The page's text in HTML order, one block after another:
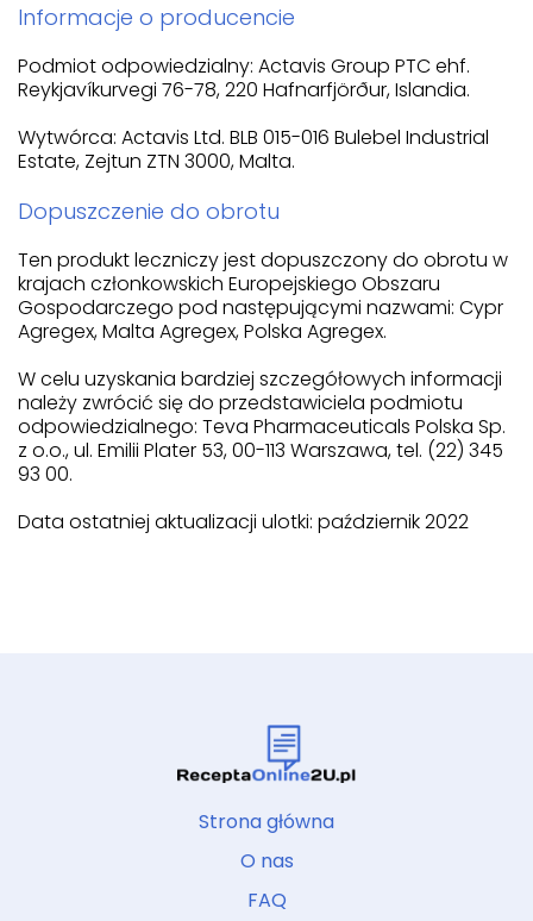
Informacje o producencie
Podmiot odpowiedzialny: Actavis Group PTC ehf.
Reykjavíkurvegi 76-78, 220 Hafnarfjörður, Islandia.
Wytwórca: Actavis Ltd. BLB 015-016 Bulebel Industrial
Estate, Zejtun ZTN 3000, Malta.
Dopuszczenie do obrotu
Ten produkt leczniczy jest dopuszczony do obrotu w
krajach członkowskich Europejskiego Obszaru
Gospodarczego pod następującymi nazwami: Cypr
Agregex, Malta Agregex, Polska Agregex.
W celu uzyskania bardziej szczegółowych informacji
należy zwrócić się do przedstawiciela podmiotu
odpowiedzialnego: Teva Pharmaceuticals Polska Sp.
z o.o., ul. Emilii Plater 53, 00-113 Warszawa, tel. (22) 345
93 00.
Data ostatniej aktualizacji ulotki: październik 2022
Strona główna
O nas
FAQ